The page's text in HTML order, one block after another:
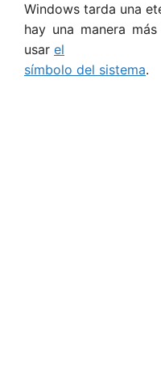
Windows tarda una
hay una manera
usar el
símbolo del sistema.